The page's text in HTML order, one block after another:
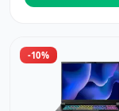
-10%